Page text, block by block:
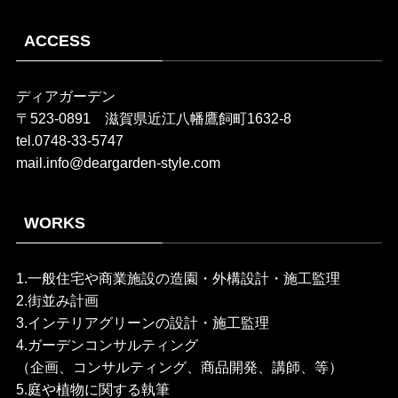
ACCESS
ディアガーデン
〒523-0891 滋賀県近江八幡鷹飼町1632-8
tel.0748-33-5747
mail.info@deargarden-style.com
WORKS
1.一般住宅や商業施設の造園・外構設計・施工監理
2.街並み計画
3.インテリアグリーンの設計・施工監理
4.ガーデンコンサルティング
（企画、コンサルティング、商品開発、講師、等）
5.庭や植物に関する執筆